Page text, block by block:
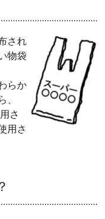
され
物袋
らか
、
さ
用さ